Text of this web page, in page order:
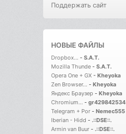
Поддержать сайт
НОВЫЕ ФАЙЛЫ
Dropbox... - S.A.T.
Mozilla Thunde - S.A.T.
Opera One + GX - Kheyoka
Zen Browser... - Kheyoka
Яндекс Браузер - Kheyoka
Chromium... - gr429842534
Telegram + Por - Nemec555
Iberian - Hidd - .::DSE::.
Armin van Buur - .::DSE::.